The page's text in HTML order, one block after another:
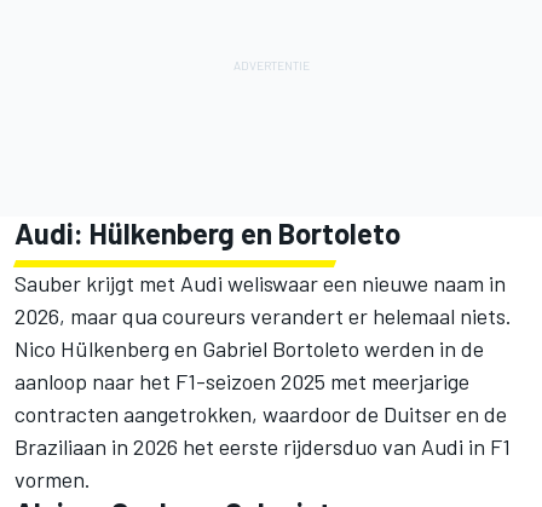
Audi: Hülkenberg en Bortoleto
Sauber krijgt met Audi weliswaar een nieuwe naam in
2026, maar qua coureurs verandert er helemaal niets.
Nico Hülkenberg en Gabriel Bortoleto werden in de
aanloop naar het F1-seizoen 2025 met meerjarige
contracten aangetrokken, waardoor de Duitser en de
Braziliaan in 2026 het eerste rijdersduo van Audi in F1
vormen.